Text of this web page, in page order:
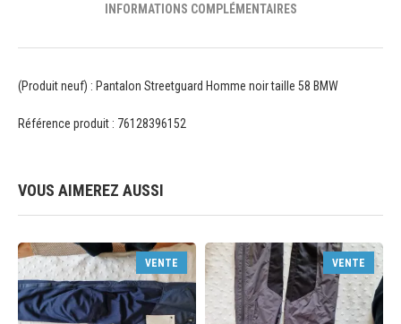
INFORMATIONS COMPLÉMENTAIRES
(Produit neuf) : Pantalon Streetguard Homme noir taille 58 BMW
Référence produit : 76128396152
VOUS AIMEREZ AUSSI
VENTE VENTE